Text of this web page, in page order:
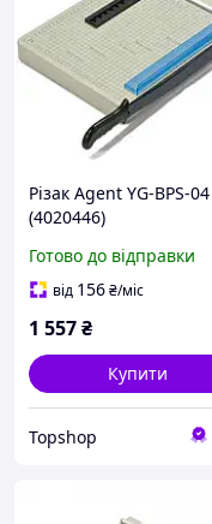
Різак Agent YG-BPS-04
(4020446)
Готово до відправки
від 156₴/міс
1 557₴
Купити
Topshop